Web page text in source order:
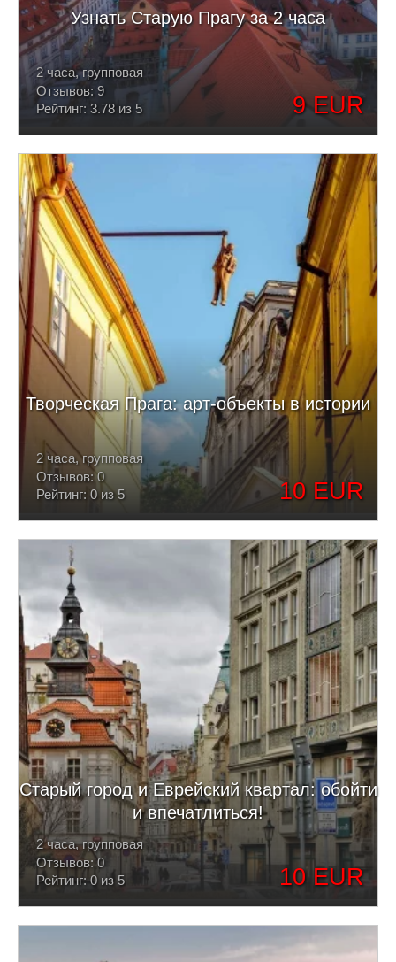
Узнать Старую Прагу за 2 часа
9 EUR
2 часа, групповая
Отзывов: 9
Рейтинг: 3.78 из 5
Творческая Прага: арт-объекты в истории
10 EUR
2 часа, групповая
Отзывов: 0
Рейтинг: 0 из 5
Старый город и Еврейский квартал: обойти
и впечатлиться!
10 EUR
2 часа, групповая
Отзывов: 0
Рейтинг: 0 из 5